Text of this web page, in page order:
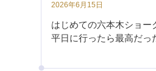
2026年6月15日
はじめての六本木ショー
平日に行ったら最高だっ